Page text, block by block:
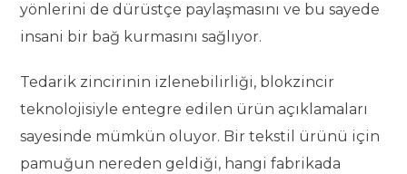
yönlerini de dürüstçe paylaşmasını ve bu sayede
insani bir bağ kurmasını sağlıyor.
Tedarik zincirinin izlenebilirliği, blokzincir
teknolojisiyle entegre edilen ürün açıklamaları
sayesinde mümkün oluyor. Bir tekstil ürünü için
pamuğun nereden geldiği, hangi fabrikada